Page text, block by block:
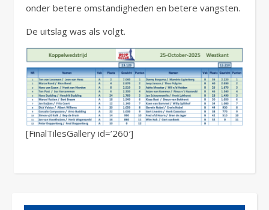
onder betere omstandigheden en betere vangsten.
De uitslag was als volgt.
[FinalTilesGallery id=’260′]